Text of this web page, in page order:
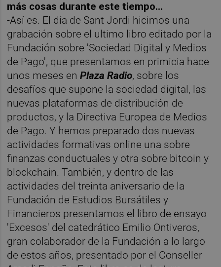
más cosas durante este tiempo...
-Así es. El día de Sant Jordi hicimos una
grabación sobre el ultimo libro editado por la
Fundación sobre 'Sociedad Digital y Medios
de Pago', que presentamos en primicia hace
unos meses enPlaza Radio, sobre los
desafíos que supone la sociedad digital, las
nuevas plataformas de distribución de
productos, y la Directiva Europea de Medios
de Pago. Y hemos preparado dos nuevas
actividades formativas online una sobre
finanzas conductuales y otra sobre bitcoin y
blockchain. También, y dentro de las
actividades del treinta aniversario de la
Fundación de Estudios Bursátiles y
Financieros presentamos el libro de ensayo
'Excesos' del catedrático Emilio Ontiveros,
gran colaborador de la Fundación a lo largo
de estos años, presentado por el Conseller